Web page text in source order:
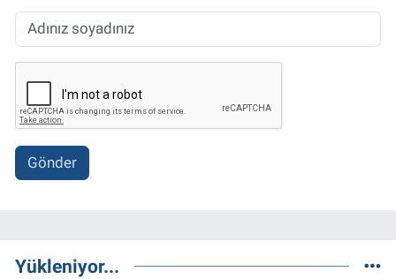
Gönder
Yükleniyor...